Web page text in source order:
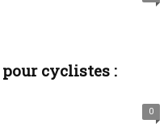
cyclistes :
0